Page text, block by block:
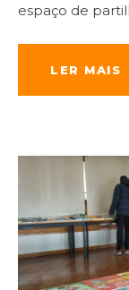
espaço de
LER MAIS